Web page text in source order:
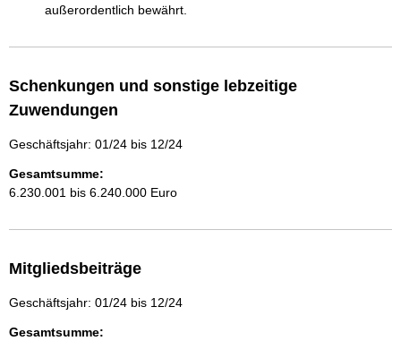
außerordentlich bewährt.
Schenkungen und sonstige lebzeitige
Zuwendungen
Geschäftsjahr: 01/24 bis 12/24
Gesamtsumme:
6.230.001 bis 6.240.000 Euro
Mitgliedsbeiträge
Geschäftsjahr: 01/24 bis 12/24
Gesamtsumme: